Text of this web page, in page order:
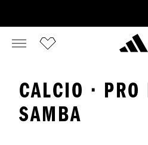
CALCIO · PRO
SAMBA